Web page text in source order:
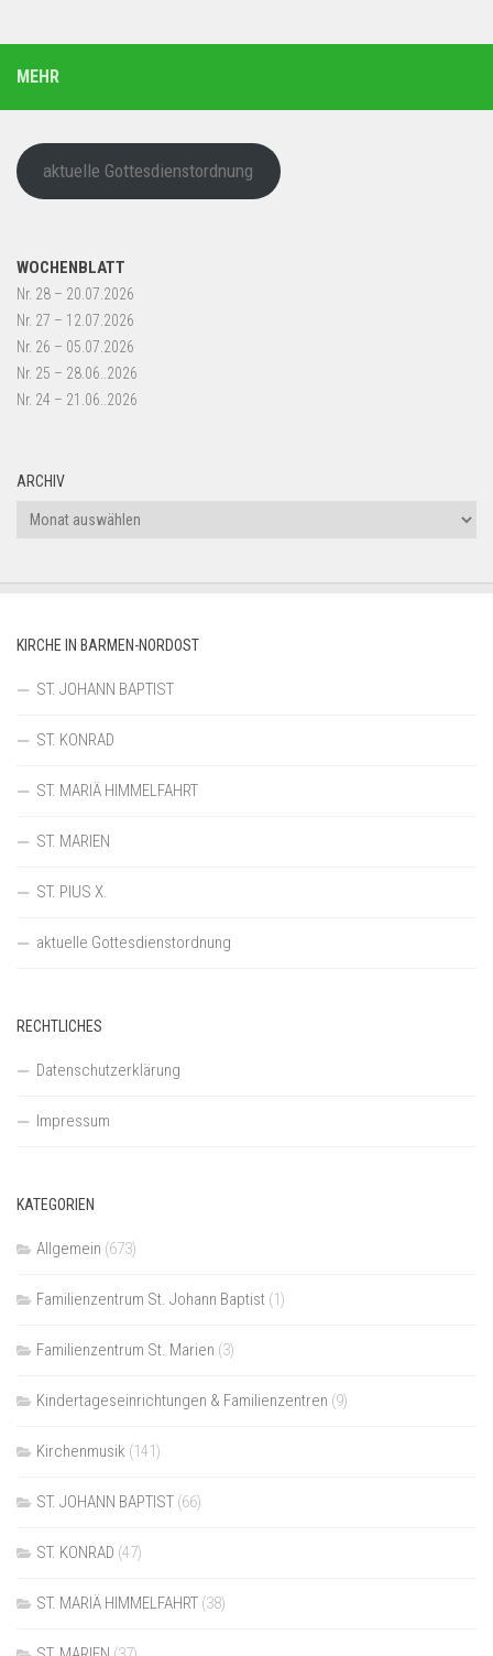
MEHR
aktuelle Gottesdienstordnung
WOCHENBLATT
Nr. 28 – 20.07.2026
Nr. 27 – 12.07.2026
Nr. 26 – 05.07.2026
Nr. 25 – 28.06..2026
Nr. 24 – 21.06..2026
ARCHIV
Archiv
KIRCHE IN BARMEN-NORDOST
ST. JOHANN BAPTIST
ST. KONRAD
ST. MARIÄ HIMMELFAHRT
ST. MARIEN
ST. PIUS X.
aktuelle Gottesdienstordnung
RECHTLICHES
Datenschutzerklärung
Impressum
KATEGORIEN
Allgemein (673)
Familienzentrum St. Johann Baptist (1)
Familienzentrum St. Marien (3)
Kindertageseinrichtungen & Familienzentren (9)
Kirchenmusik (141)
ST. JOHANN BAPTIST (66)
ST. KONRAD (47)
ST. MARIÄ HIMMELFAHRT (38)